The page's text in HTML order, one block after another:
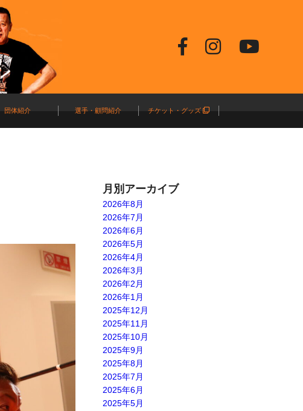
団体紹介 選手・顧問紹介 チケット・グッズ
月別アーカイブ
2026年8月
2026年7月
2026年6月
2026年5月
2026年4月
2026年3月
2026年2月
2026年1月
2025年12月
2025年11月
2025年10月
2025年9月
2025年8月
2025年7月
2025年6月
2025年5月